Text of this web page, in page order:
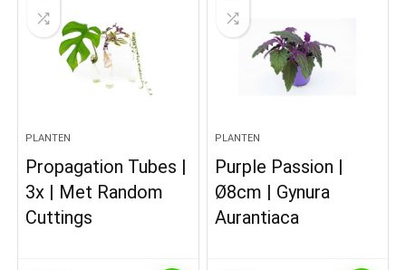
PLANTEN
Propagation Tubes |
3x | Met Random
Cuttings
PLANTEN
Purple Passion |
Ø8cm | Gynura
Aurantiaca